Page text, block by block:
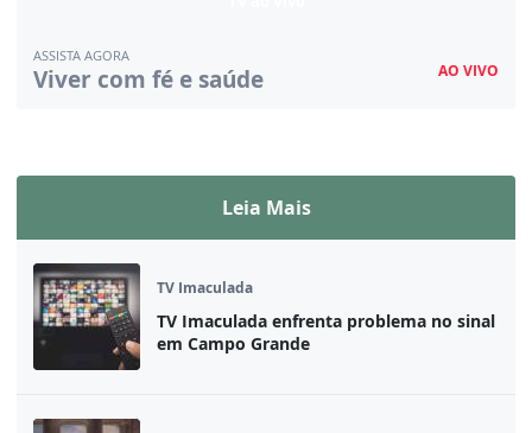
ASSISTA AGORA
Viver com fé e saúde AO VIVO
Leia Mais
TV Imaculada
TV Imaculada enfrenta problema no sinal
em Campo Grande